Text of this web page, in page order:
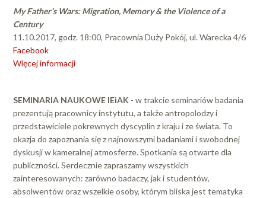
My Father’s Wars: Migration, Memory & the Violence of a
Century
11.10.2017, godz. 18:00, Pracownia Duży Pokój, ul. Warecka 4/6
Facebook
Więcej informacji
SEMINARIA NAUKOWE IEiAK - w trakcie seminariów badania
prezentują pracownicy instytutu, a także antropolodzy i
przedstawiciele pokrewnych dyscyplin z kraju i ze świata. To
okazja do zapoznania się z najnowszymi badaniami i swobodnej
dyskusji w kameralnej atmosferze. Spotkania są otwarte dla
publiczności. Serdecznie zapraszamy wszystkich
zainteresowanych: zarówno badaczy, jak i studentów,
absolwentów oraz wszelkie osoby, którym bliska jest tematyka